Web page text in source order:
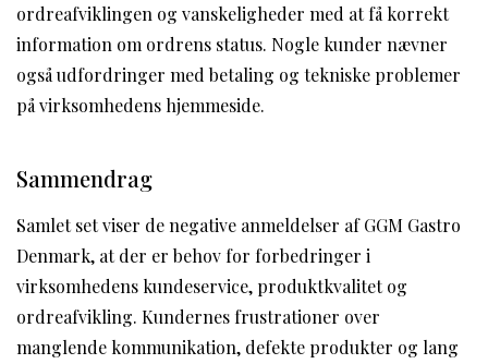
ordreafviklingen og vanskeligheder med at få korrekt
information om ordrens status. Nogle kunder nævner
også udfordringer med betaling og tekniske problemer
på virksomhedens hjemmeside.
Sammendrag
Samlet set viser de negative anmeldelser af GGM Gastro
Denmark, at der er behov for forbedringer i
virksomhedens kundeservice, produktkvalitet og
ordreafvikling. Kundernes frustrationer over
manglende kommunikation, defekte produkter og lang